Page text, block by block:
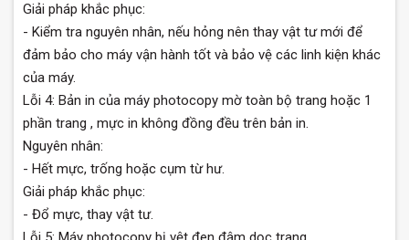
Giải pháp khắc phục:
- Kiểm tra nguyên nhân, nếu hỏng nên thay vật tư mới để
đảm bảo cho máy vận hành tốt và bảo vệ các linh kiện khác
của máy.
Lỗi 4: Bản in của máy photocopy mờ toàn bộ trang hoặc 1
phần trang , mực in không đồng đều trên bản in.
Nguyên nhân:
- Hết mực, trống hoặc cụm từ hư.
Giải pháp khắc phục:
- Đổ mực, thay vật tư.